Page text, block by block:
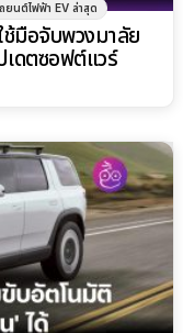
ยนต์ไฟฟ้า EV ล่าสุด
ช้มือจับพวงมาลัย
เดตซอฟต์แวร์